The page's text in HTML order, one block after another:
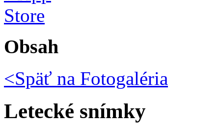
Obsah
<Späť na Fotogaléria
Letecké snímky